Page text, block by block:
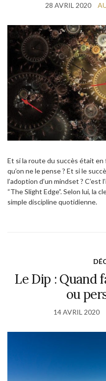
28 AVRIL 2020
Et si la route du succès était
qu’on ne le pense ? Et si le
l’adoption d’un mindset ?
“The Slight Edge”. Selon lui, la
simple discipline quotidienne.
Le Dip : Quand
ou
14 AVRIL 2020